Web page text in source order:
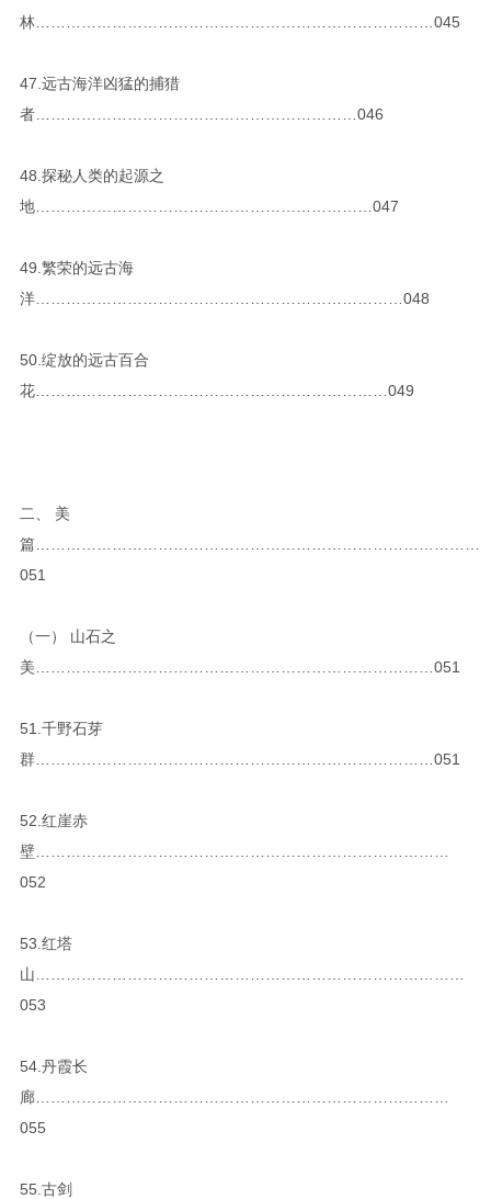
林……………………………………………………………………045
47.远古海洋凶猛的捕猎
者………………………………………………………046
48.探秘人类的起源之
地…………………………………………………………047
49.繁荣的远古海
洋………………………………………………………………048
50.绽放的远古百合
花……………………………………………………………049
二、 美
篇……………………………………………………………………………
051
（一） 山石之
美……………………………………………………………………051
51.千野石芽
群……………………………………………………………………051
52.红崖赤
壁………………………………………………………………………
052
53.红塔
山…………………………………………………………………………
053
54.丹霞长
廊………………………………………………………………………
055
55.古剑